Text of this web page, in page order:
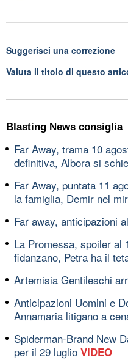
Suggerisci una correzione
Valuta il titolo di questo
Blasting News consiglia
Far Away, trama 10
definitiva, Albora si
Far Away, puntata 11
la famiglia, Demir nel
Far away, anticipazioni
La Promessa, spoiler al
fidanzano, Petra ha il
Artemisia Gentileschi
Anticipazioni Uomini e
Annamaria litigano a
Spiderman-Brand New
per il 29 luglio VIDEO